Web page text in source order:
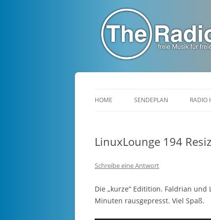
HOME SENDEPLAN RADIO
LinuxLounge 194
Schreibe eine Antwort
Die „kurze“ Editition. Faldrian
Minuten rausgepresst. Viel Spaß.